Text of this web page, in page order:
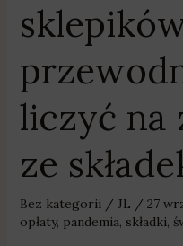
liczyć na
ze
Bez kategorii/ JL / 27
opłaty, pandemia, składki,